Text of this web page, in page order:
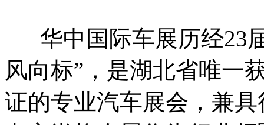
华中国际车展历经23
风向标”，是湖北省唯一
证的专业汽车展会，兼